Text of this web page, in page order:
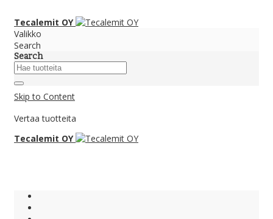
Tecalemit OY
Valikko
Search
Search
Skip to Content
Vertaa tuotteita
Tecalemit OY